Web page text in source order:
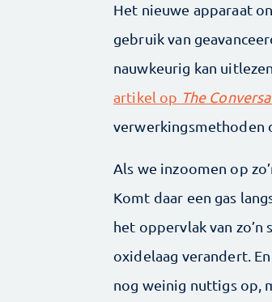
Het nieuwe apparaat
gebruik van
nauwkeurig kan
artikel op The
verwerkingsmethoden
Als we inzoomen op
Komt daar een gas
het oppervlak van
oxidelaag verandert.
nog weinig nuttigs op,